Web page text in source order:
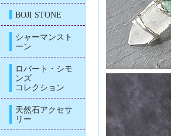
BOJI STONE
シャーマンスト
ーン
ロバート・シモ
ンズ
コレクション
天然石アクセサ
リー